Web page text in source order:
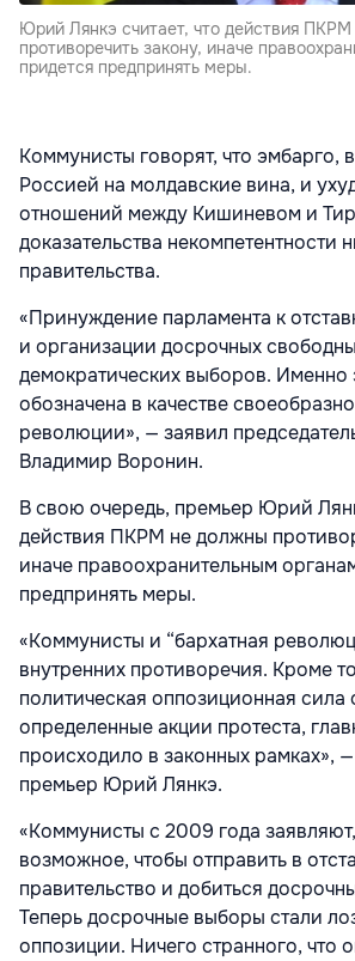
Юрий Лянкэ считает, что действия
противоречить закону, иначе
придется предпринять меры.
Коммунисты говорят, что эмбарго,
Россией на молдавские вина, и
отношений между Кишиневом и
доказательства некомпетентности
правительства.
«Принуждение парламента к
и организации досрочных
демократических выборов. Именно
обозначена в качестве
революции», — заявил
Владимир Воронин.
В свою очередь, премьер Юрий
действия ПКРМ не должны
иначе правоохранительным
предпринять меры.
«Коммунисты и “бархатная
внутренних противоречия. Кроме
политическая оппозиционная сила
определенные акции протеста,
происходило в законных рамках»,
премьер Юрий Лянкэ.
«Коммунисты с 2009 года
возможное, чтобы отправить в
правительство и добиться
Теперь досрочные выборы стали
оппозиции. Ничего странного, что